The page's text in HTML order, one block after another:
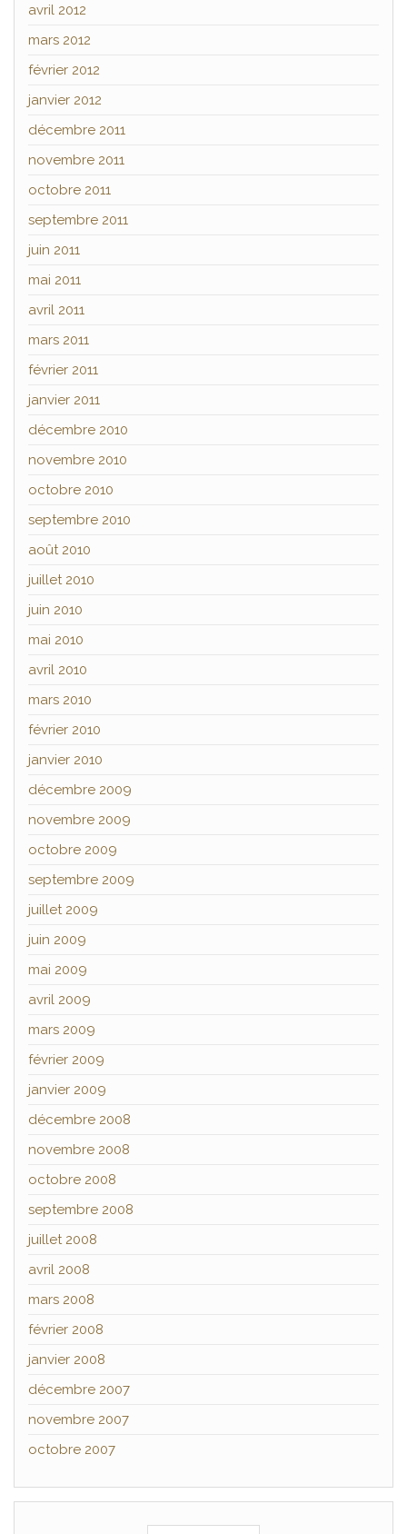
avril 2012
mars 2012
février 2012
janvier 2012
décembre 2011
novembre 2011
octobre 2011
septembre 2011
juin 2011
mai 2011
avril 2011
mars 2011
février 2011
janvier 2011
décembre 2010
novembre 2010
octobre 2010
septembre 2010
août 2010
juillet 2010
juin 2010
mai 2010
avril 2010
mars 2010
février 2010
janvier 2010
décembre 2009
novembre 2009
octobre 2009
septembre 2009
juillet 2009
juin 2009
mai 2009
avril 2009
mars 2009
février 2009
janvier 2009
décembre 2008
novembre 2008
octobre 2008
septembre 2008
juillet 2008
avril 2008
mars 2008
février 2008
janvier 2008
décembre 2007
novembre 2007
octobre 2007